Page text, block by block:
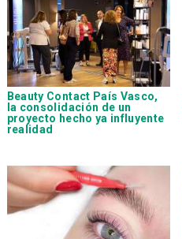
Beauty Contact País Vasco,
la consolidación de un
proyecto hecho ya influyente
realidad